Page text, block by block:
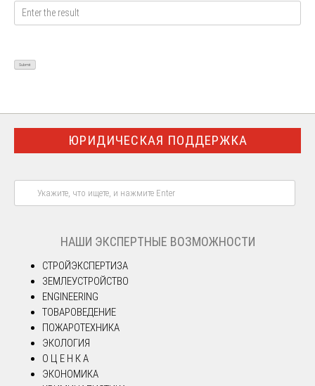
ЮРИДИЧЕСКАЯ ПОДДЕРЖКА
НАШИ ЭКСПЕРТНЫЕ ВОЗМОЖНОСТИ
СТРОЙЭКСПЕРТИЗА
ЗЕМЛЕУСТРОЙСТВО
ENGINEERING
ТОВАРОВЕДЕНИЕ
ПОЖАРОТЕХНИКА
ЭКОЛОГИЯ
О Ц Е Н К А
ЭКОНОМИКА